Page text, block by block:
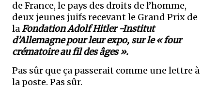
de France, le pays des droits de l’homme,
deux jeunes juifs recevant le Grand Prix de
la Fondation Adolf Hitler -Institut
d’Allemagnepour leur expo, sur le « four
crématoireau fil des âges ».
Pas sûr que ça passerait comme une lettre à
la poste. Pas sûr.